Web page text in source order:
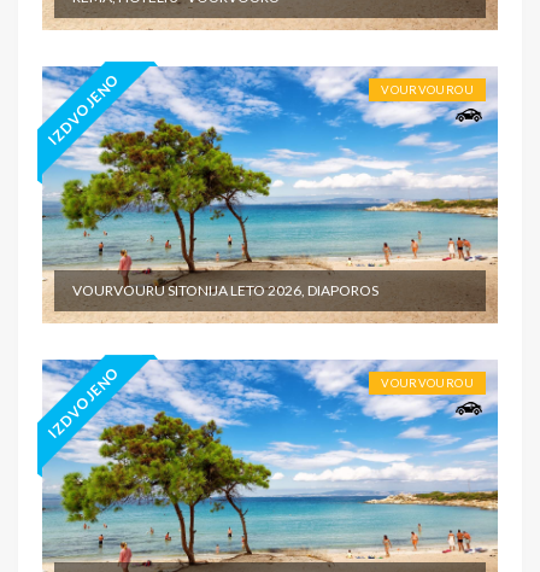
IZDVOJENO VOURVOUROU
VOURVOURU SITONIJA LETO 2026, DIAPOROS
IZDVOJENO VOURVOUROU